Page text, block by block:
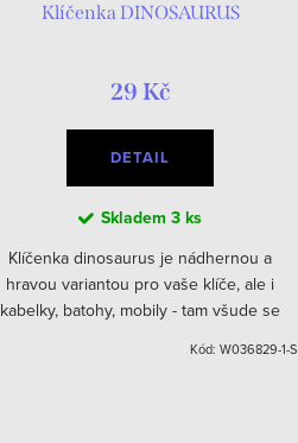
Klíčenka DINOSAURUS
29 Kč
DETAIL
Skladem 3 ks
Klíčenka dinosaurus je nádhernou a
hravou variantou pro vaše klíče, ale i
kabelky, batohy, mobily - tam všude se
Kód: W036829-1-S